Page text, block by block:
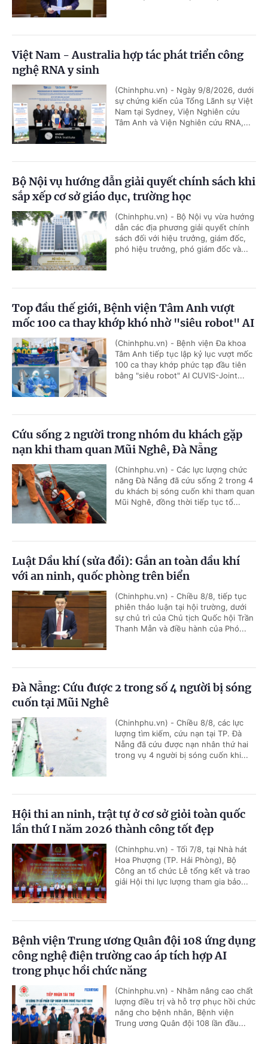
Việt Nam - Australia hợp tác phát triển công
nghệ RNA y sinh
(Chinhphu.vn) - Ngày 9/8/2026, dưới
sự chứng kiến của Tổng Lãnh sự Việt
Nam tại Sydney, Viện Nghiên cứu
Tâm Anh và Viện Nghiên cứu RNA,...
Bộ Nội vụ hướng dẫn giải quyết chính sách khi
sắp xếp cơ sở giáo dục, trường học
(Chinhphu.vn) - Bộ Nội vụ vừa hướng
dẫn các địa phương giải quyết chính
sách đối với hiệu trưởng, giám đốc,
phó hiệu trưởng, phó giám đốc và...
Top đầu thế giới, Bệnh viện Tâm Anh vượt
mốc 100 ca thay khớp khó nhờ "siêu robot" AI
(Chinhphu.vn) - Bệnh viện Đa khoa
Tâm Anh tiếp tục lập kỷ lục vượt mốc
100 ca thay khớp phức tạp đầu tiên
bằng "siêu robot" AI CUVIS-Joint...
Cứu sống 2 người trong nhóm du khách gặp
nạn khi tham quan Mũi Nghê, Đà Nẵng
(Chinhphu.vn) - Các lực lượng chức
năng Đà Nẵng đã cứu sống 2 trong 4
du khách bị sóng cuốn khi tham quan
Mũi Nghê, đồng thời tiếp tục tổ...
Luật Dầu khí (sửa đổi): Gắn an toàn dầu khí
với an ninh, quốc phòng trên biển
(Chinhphu.vn) - Chiều 8/8, tiếp tục
phiên thảo luận tại hội trường, dưới
sự chủ trì của Chủ tịch Quốc hội Trần
Thanh Mẫn và điều hành của Phó...
Đà Nẵng: Cứu được 2 trong số 4 người bị sóng
cuốn tại Mũi Nghê
(Chinhphu.vn) - Chiều 8/8, các lực
lượng tìm kiếm, cứu nạn tại TP. Đà
Nẵng đã cứu được nạn nhân thứ hai
trong vụ 4 người bị sóng cuốn khi...
Hội thi an ninh, trật tự ở cơ sở giỏi toàn quốc
lần thứ I năm 2026 thành công tốt đẹp
(Chinhphu.vn) - Tối 7/8, tại Nhà hát
Hoa Phượng (TP. Hải Phòng), Bộ
Công an tổ chức Lễ tổng kết và trao
giải Hội thi lực lượng tham gia bảo...
Bệnh viện Trung ương Quân đội 108 ứng dụng
công nghệ điện trường cao áp tích hợp AI
trong phục hồi chức năng
(Chinhphu.vn) - Nhằm nâng cao chất
lượng điều trị và hỗ trợ phục hồi chức
năng cho bệnh nhân, Bệnh viện
Trung ương Quân đội 108 lần đầu...